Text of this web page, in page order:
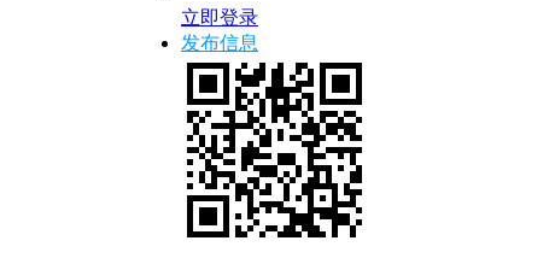
立即登录
发布信息